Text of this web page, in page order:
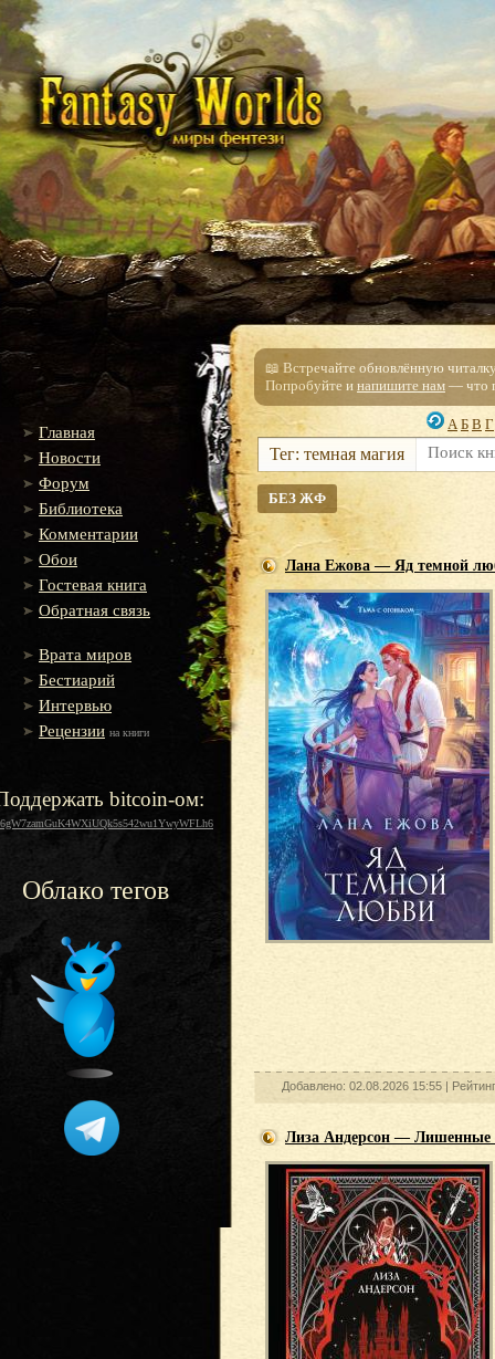
Главная
Новости
Форум
Библиотека
Комментарии
Обои
Гостевая книга
Обратная связь
Врата миров
Бестиарий
Интервью
Рецензии на книги
bitcoin-ом:
Облако тегов
📖 Встречайте обновлённую
Попробуйте и напишите нам — что
А Б В Г
Тег: темная магия
БЕЗ ЖФ
Лана Ежова — Яд темной
Добавлено: 02.08.2026 15:55 |
Лиза Андерсон — Лишенные